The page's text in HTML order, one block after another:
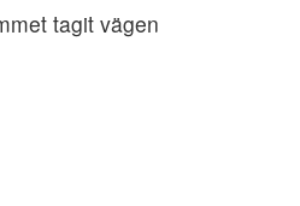
tagit vägen